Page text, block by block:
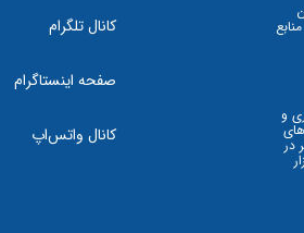
و
24 مهر در
کانال تلگرام
صفحه اینستاگرام
کانال واتس‌اپ